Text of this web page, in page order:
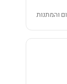
והמתנות